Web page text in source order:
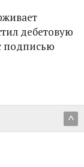
дебетовую
подписью
^